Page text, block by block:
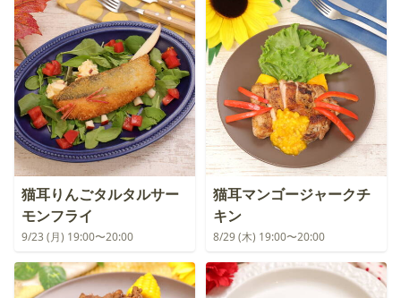
猫耳りんごタルタルサー
モンフライ
9/23 (月) 19:00〜20:00
猫耳マンゴージャークチ
キン
8/29 (木) 19:00〜20:00